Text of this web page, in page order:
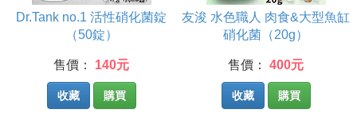
Dr.Tank no.1 活性硝化菌錠
（50錠）
售價： 140元
收藏 購買
友浚 水色職人 肉食&大型魚缸
硝化菌（20g）
售價： 400元
收藏 購買